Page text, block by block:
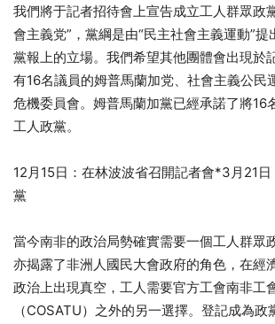
我們將于記者招待會上宣告成立工人群眾政
會主義党”，黨綱是由“民主社會主義運動”
黨報上的立場。我們希望其他團體會出現於
有16名議員的姆普馬蘭加党、社會主義公
危機委員會。姆普馬蘭加黨已經承諾了將16
工人政黨。
12月15日：在林波波省召開記者會*3月21
黨
當今南非的政治局勢確實需要一個工人群眾
亦揭露了非洲人國民大會政府的角色，在經
政治上出現真空，工人需要官方工會南非工
（COSATU）之外的另一選擇。登記成為